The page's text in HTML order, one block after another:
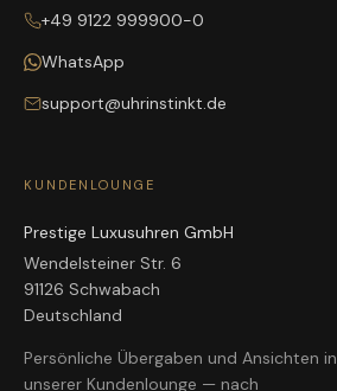
+49 9122 999900-0
WhatsApp
support@uhrinstinkt.de
KUNDENLOUNGE
Prestige Luxusuhren GmbH
Wendelsteiner Str. 6
91126 Schwabach
Deutschland
Persönliche Übergaben und Ansichten in
unserer Kundenlounge — nach